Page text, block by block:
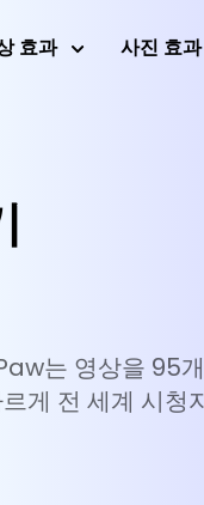
효과 사진 효과
는 영상을 95
게 전 세계 시청